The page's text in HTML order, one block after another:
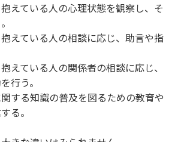
抱えている人の心理状態を観察し、そ
抱えている人の相談に応じ、助言や指
えている人の関係者の相談に応じ、
行う。
関する知識の普及を図るための教育や
る。